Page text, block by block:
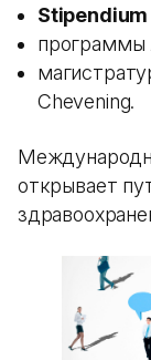
программы
Chevening.
открывает